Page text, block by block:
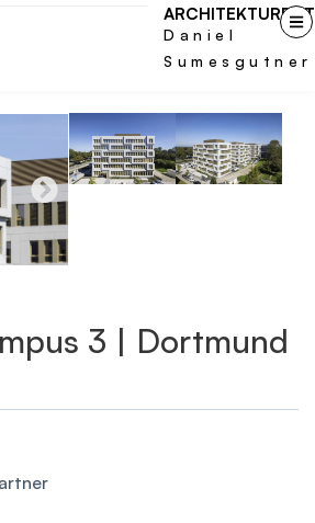
Daniel
Sumesgutner
3 | Dortmund